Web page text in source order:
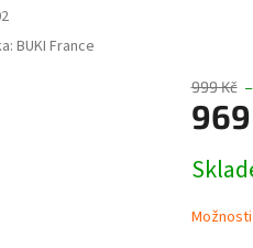
BUKI France
999 Kč
cena: